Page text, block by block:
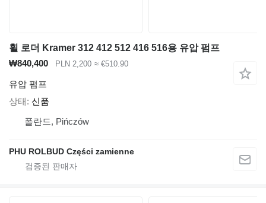
휠 로더 Kramer 312 412 512 416 516용 유압 펌프
₩840,400
PLN 2,200 ≈ €510.90
유압 펌프
상태
신품
폴란드, Pińczów
PHU ROLBUD Części zamienne